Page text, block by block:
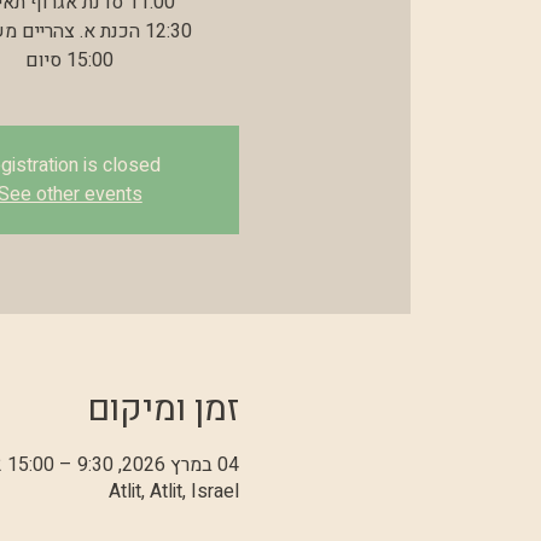
15:00 סיום
is closed
other events
זמן ומיקום
04 במרץ 2026, 9:30 – 15:00 GMT‎+2‎
Atlit, Atlit, Israel